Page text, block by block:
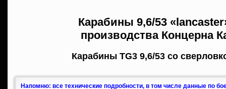
Карабины 9,6/53
производства Концерна
Карабины TG3 9,6/53 со
Напомню: все технические подробности, в том числе данные по